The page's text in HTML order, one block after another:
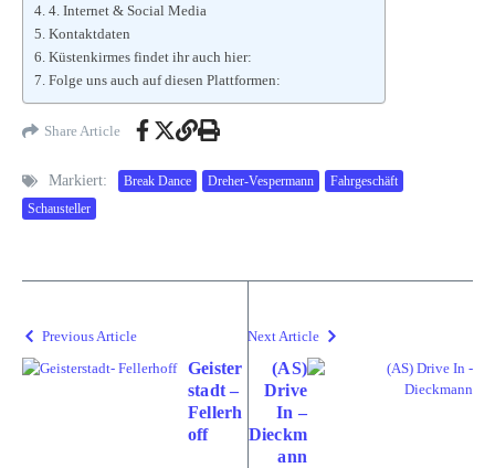
4. Internet & Social Media
Kontaktdaten
Küstenkirmes findet ihr auch hier:
Folge uns auch auf diesen Plattformen:
Share Article
Markiert: Break Dance Dreher-Vespermann
Fahrgeschäft
Schausteller
Previous Article
Geister
stadt –
Fellerh
off
Next Article
(AS)
Drive
In –
Dieckm
ann